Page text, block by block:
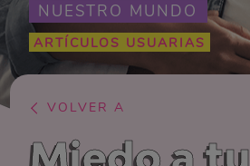
NUESTRO MUNDO
ARTÍCULOS USUARIAS
VOLVER A